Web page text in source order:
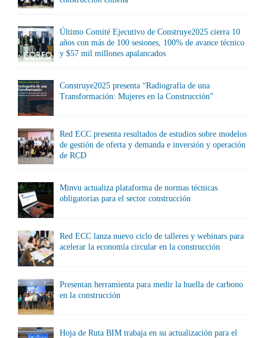
Último Comité Ejecutivo de Construye2025 cierra 10
años con más de 100 sesiones, 100% de avance técnico
y $57 mil millones apalancados
Construye2025 presenta “Radiografía de una
Transformación: Mujeres en la Construcción”
Red ECC presenta resultados de estudios sobre modelos
de gestión de oferta y demanda e inversión y operación
de RCD
Minvu actualiza plataforma de normas técnicas
obligatorias para el sector construcción
Red ECC lanza nuevo ciclo de talleres y webinars para
acelerar la economía circular en la construcción
Presentan herramienta para medir la huella de carbono
en la construcción
Hoja de Ruta BIM trabaja en su actualización para el